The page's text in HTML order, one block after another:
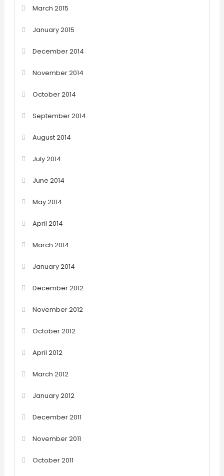
March 2015
January 2015
December 2014
November 2014
October 2014
September 2014
August 2014
July 2014
June 2014
May 2014
April 2014
March 2014
January 2014
December 2012
November 2012
October 2012
April 2012
March 2012
January 2012
December 2011
November 2011
October 2011